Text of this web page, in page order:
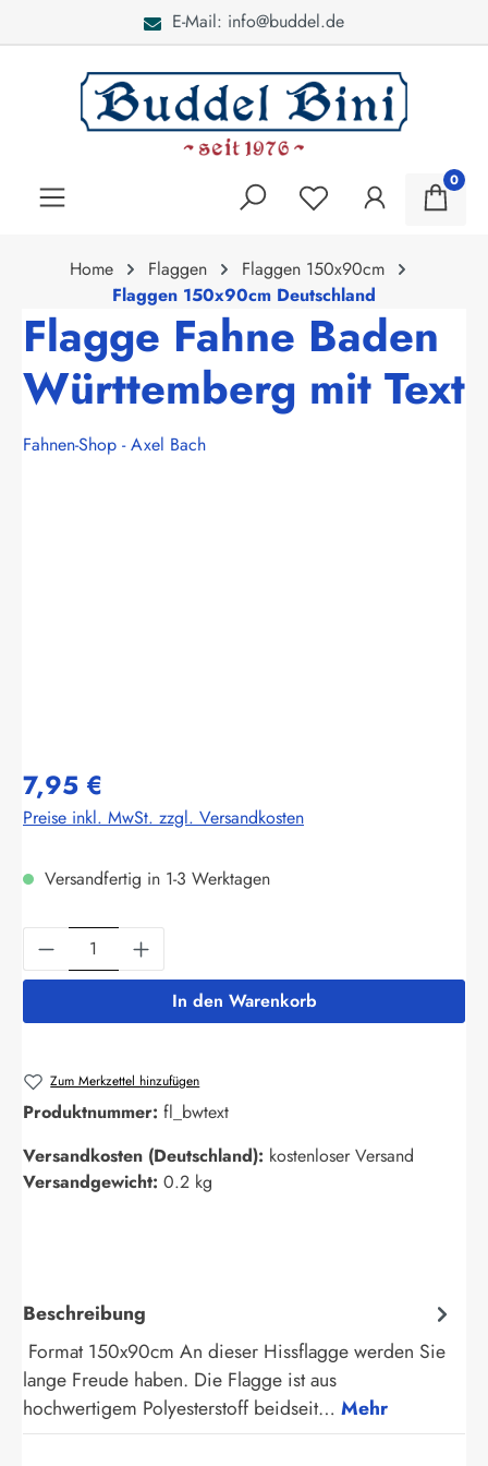
E-Mail: info@buddel.de
0
Home Flaggen
Flaggen 150x90cm
Flaggen 150x90cm Deutschland
Flagge Fahne Baden
Württemberg mit Text
Fahnen-Shop - Axel Bach
7,95 €
Preise inkl. MwSt. zzgl. Versandkosten
Versandfertig in 1-3 Werktagen
Produkt Anzahl: Gib den gewünschten
In den Warenkorb
Zum Merkzettel hinzufügen
Produktnummer: fl_bwtext
Versandkosten (Deutschland): kostenloser Versand
Versandgewicht: 0.2 kg
Beschreibung
Format 150x90cm An dieser Hissflagge werden Sie
lange Freude haben. Die Flagge ist aus
hochwertigem Polyesterstoff beidseit… Mehr